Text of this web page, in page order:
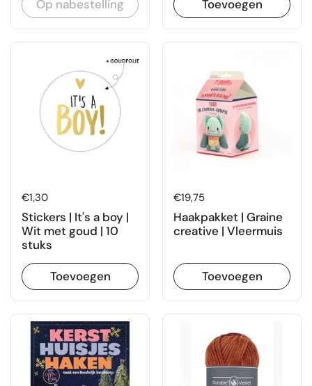
Op nabestelling Toevoegen
Prijs:
€1,30
Stickers | It's a boy |
Wit met goud | 10
stuks
Toevoegen
Prijs:
€19,75
Haakpakket | Graine
creative | Vleermuis
Toevoegen